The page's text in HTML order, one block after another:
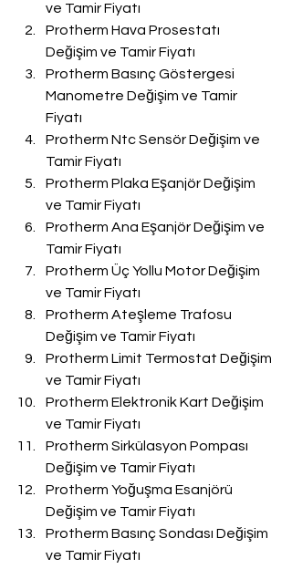
ve Tamir Fiyatı
Protherm Hava Prosestatı
Değişim ve Tamir Fiyatı
Protherm Basınç Göstergesi
Manometre Değişim ve Tamir
Fiyatı
Protherm Ntc Sensör Değişim ve
Tamir Fiyatı
Protherm Plaka Eşanjör Değişim
ve Tamir Fiyatı
Protherm Ana Eşanjör Değişim ve
Tamir Fiyatı
Protherm Üç Yollu Motor Değişim
ve Tamir Fiyatı
Protherm Ateşleme Trafosu
Değişim ve Tamir Fiyatı
Protherm Limit Termostat Değişim
ve Tamir Fiyatı
Protherm Elektronik Kart Değişim
ve Tamir Fiyatı
Protherm Sirkülasyon Pompası
Değişim ve Tamir Fiyatı
Protherm Yoğuşma Esanjörü
Değişim ve Tamir Fiyatı
Protherm Basınç Sondası Değişim
ve Tamir Fiyatı